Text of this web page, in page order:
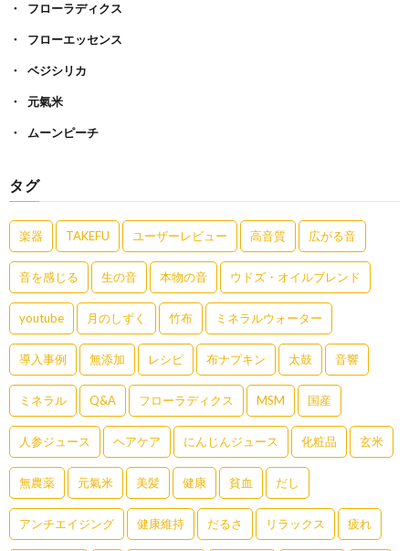
フローラディクス
フローエッセンス
ベジシリカ
元氣米
ムーンピーチ
タグ
楽器 TAKEFU ユーザーレビュー 高音質 広がる音
音を感じる 生の音 本物の音 ウドズ・オイルブレンド
youtube 月のしずく 竹布 ミネラルウォーター
導入事例 無添加 レシピ 布ナプキン 太鼓 音響
ミネラル Q&A フローラディクス MSM 国産
人参ジュース ヘアケア にんじんジュース 化粧品 玄米
無農薬 元氣米 美髪 健康 貧血 だし
アンチエイジング 健康維持 だるさ リラックス 疲れ